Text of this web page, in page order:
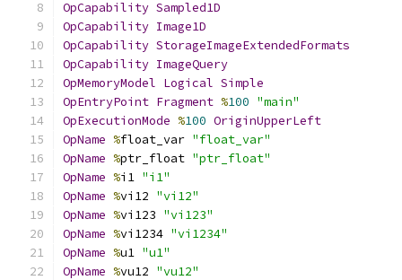
OpCapability Sampled1D
OpCapability Image1D
OpCapability StorageImageExtendedFormats
OpCapability ImageQuery
OpMemoryModel Logical Simple
OpEntryPoint Fragment %100 "main"
OpExecutionMode %100 OriginUpperLeft
OpName %float_var "float_var"
OpName %ptr_float "ptr_float"
OpName %i1 "i1"
OpName %vi12 "vi12"
OpName %vi123 "vi123"
OpName %vi1234 "vi1234"
OpName %u1 "u1"
OpName %vu12 "vu12"